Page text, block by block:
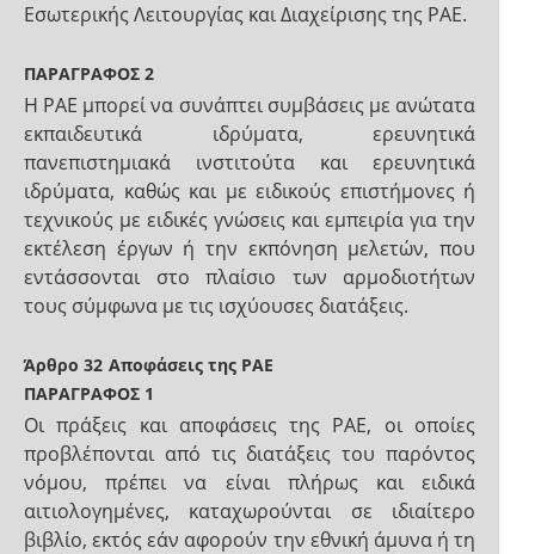
Εσωτερικής Λειτουργίας και Διαχείρισης της ΡΑΕ.
ΠΑΡΑΓΡΑΦΟΣ 2
Η ΡΑΕ μπορεί να συνάπτει συμβάσεις με ανώτατα
εκπαιδευτικά ιδρύματα, ερευνητικά
πανεπιστημιακά ινστιτούτα και ερευνητικά
ιδρύματα, καθώς και με ειδικούς επιστήμονες ή
τεχνικούς με ειδικές γνώσεις και εμπειρία για την
εκτέλεση έργων ή την εκπόνηση μελετών, που
εντάσσονται στο πλαίσιο των αρμοδιοτήτων
τους σύμφωνα με τις ισχύουσες διατάξεις.
Άρθρο 32 Αποφάσεις της ΡΑΕ
ΠΑΡΑΓΡΑΦΟΣ 1
Οι πράξεις και αποφάσεις της ΡΑΕ, οι οποίες
προβλέπονται από τις διατάξεις του παρόντος
νόμου, πρέπει να είναι πλήρως και ειδικά
αιτιολογημένες, καταχωρούνται σε ιδιαίτερο
βιβλίο, εκτός εάν αφορούν την εθνική άμυνα ή τη